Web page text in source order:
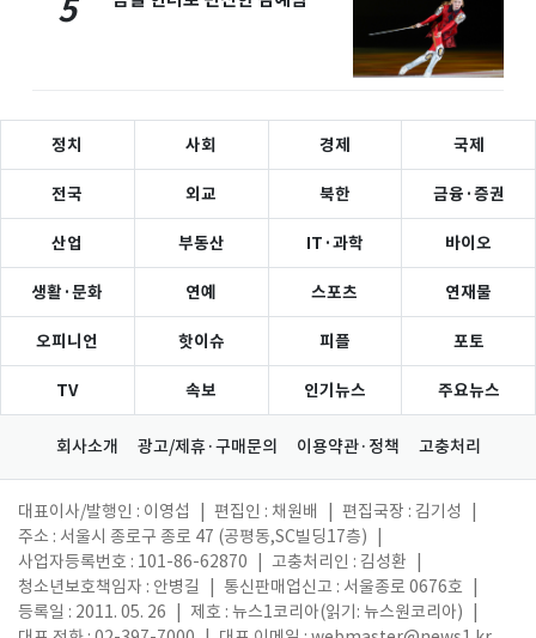
5
정치 사회 경제 국제
전국 외교 북한 금융·증권
산업 부동산 IT·과학 바이오
생활·문화 연예 스포츠 연재물
오피니언 핫이슈 피플 포토
TV 속보 인기뉴스 주요뉴스
회사소개 광고/제휴·구매문의 이용약관·정책 고충처리
대표이사/발행인 : 이영섭 편집인 : 채원배 편집국장 : 김기성
주소 : 서울시 종로구 종로 47 (공평동,SC빌딩17층)
사업자등록번호 : 101-86-62870
고충처리인 : 김성환
청소년보호책임자 : 안병길
통신판매업신고 : 서울종로 0676호
등록일 : 2011. 05. 26
제호 : 뉴스1코리아(읽기: 뉴스원코리아)